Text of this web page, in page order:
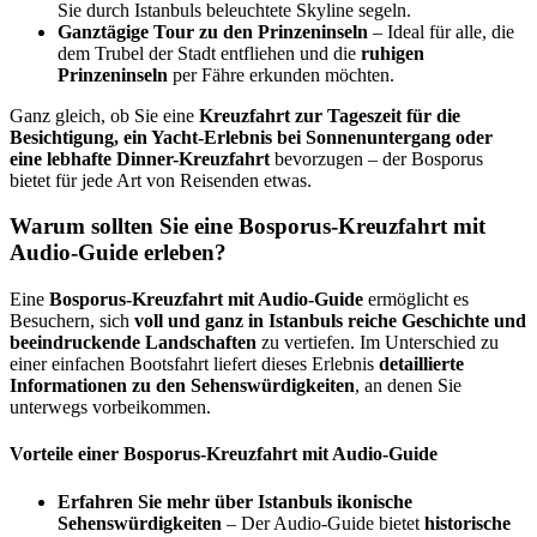
Sie durch Istanbuls beleuchtete Skyline segeln.
Ganztägige Tour zu den Prinzeninseln – Ideal für alle, die
dem Trubel der Stadt entfliehen und die ruhigen
Prinzeninseln per Fähre erkunden möchten.
Ganz gleich, ob Sie eine Kreuzfahrt zur Tageszeit für die
Besichtigung, ein Yacht-Erlebnis bei Sonnenuntergang oder
eine lebhafte Dinner-Kreuzfahrt bevorzugen – der Bosporus
bietet für jede Art von Reisenden etwas.
Warum sollten Sie eine Bosporus-Kreuzfahrt mit
Audio-Guide erleben?
Eine Bosporus-Kreuzfahrt mit Audio-Guide ermöglicht es
Besuchern, sich voll und ganz in Istanbuls reiche Geschichte und
beeindruckende Landschaften zu vertiefen. Im Unterschied zu
einer einfachen Bootsfahrt liefert dieses Erlebnis detaillierte
Informationen zu den Sehenswürdigkeiten, an denen Sie
unterwegs vorbeikommen.
Vorteile einer Bosporus-Kreuzfahrt mit Audio-Guide
Erfahren Sie mehr über Istanbuls ikonische
Sehenswürdigkeiten – Der Audio-Guide bietet historische